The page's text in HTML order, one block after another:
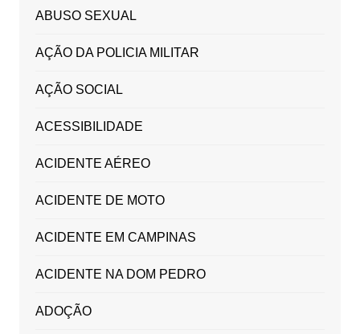
ABUSO SEXUAL
AÇÃO DA POLICIA MILITAR
AÇÃO SOCIAL
ACESSIBILIDADE
ACIDENTE AÉREO
ACIDENTE DE MOTO
ACIDENTE EM CAMPINAS
ACIDENTE NA DOM PEDRO
ADOÇÃO